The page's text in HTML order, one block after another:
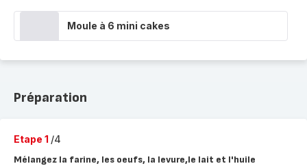
Moule à 6 mini cakes
Préparation
Etape 1 /4
Mélangez la farine, les oeufs, la levure,le lait et l'huile